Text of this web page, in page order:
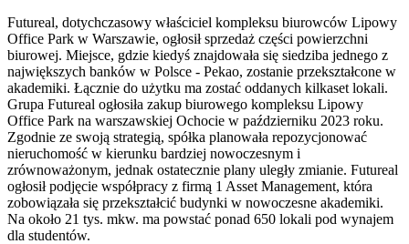
Futureal, dotychczasowy właściciel kompleksu biurowców Lipowy
Office Park w Warszawie, ogłosił sprzedaż części powierzchni
biurowej. Miejsce, gdzie kiedyś znajdowała się siedziba jednego z
największych banków w Polsce - Pekao, zostanie przekształcone w
akademiki. Łącznie do użytku ma zostać oddanych kilkaset lokali.
Grupa Futureal ogłosiła zakup biurowego kompleksu Lipowy
Office Park na warszawskiej Ochocie w październiku 2023 roku.
Zgodnie ze swoją strategią, spółka planowała repozycjonować
nieruchomość w kierunku bardziej nowoczesnym i
zrównoważonym, jednak ostatecznie plany uległy zmianie. Futureal
ogłosił podjęcie współpracy z firmą 1 Asset Management, która
zobowiązała się przekształcić budynki w nowoczesne akademiki.
Na około 21 tys. mkw. ma powstać ponad 650 lokali pod wynajem
dla studentów.